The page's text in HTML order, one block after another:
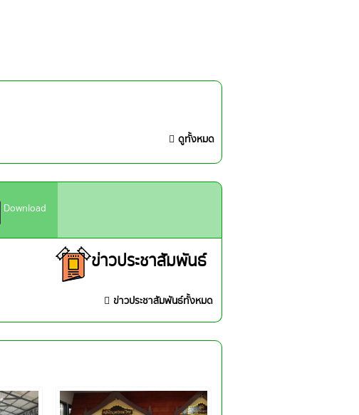
ดูทั้งหมด
Download
ข่าวประชาสัมพันธ์
ข่าวประชาสัมพันธ์ทั้งหมด